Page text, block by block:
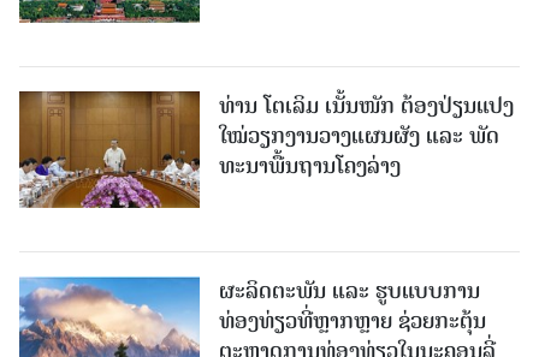
ທ່ານ ໂຕ​ເລິມ ເນັ້ນໜັກ ຕ້ອງ​ປ່ຽນ​ແປງ​
ໃໝ່​ວຽກ​ງານ​ວາງ​ແຜນ​ຜັງ ແລະ ​ພັດ​
ທະ​ນາ​ພື້ນ​ຖານ​ໂຄງ​ລ່າງ
ຜະລິດຕະພັນ ແລະ ຮູບແບບການ
ທ່ອງທ່ຽວທີ່ຫຼາກຫຼາຍ ຊ່ວຍກະຕຸ້ນ